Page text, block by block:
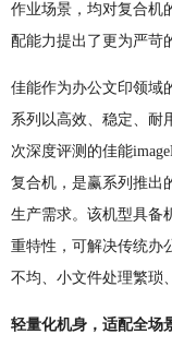
作业场景，均对复合机
配能力提出了更为严苛
佳能作为办公文印领域
系列以高效、稳定、耐
次深度评测的佳能
复合机，是赢系列推出
生产需求。该机型具备
重特性，可解决传统办
不均、小文件处理繁琐
轻量化机身，适配全场